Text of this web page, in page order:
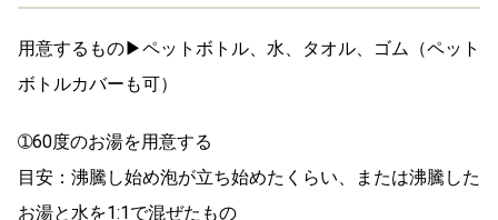
用意するもの▶ペットボトル、水、タオル、ゴム（ペット
ボトルカバーも可）
➀60度のお湯を用意する
目安：沸騰し始め泡が立ち始めたくらい、または沸騰した
お湯と水を1:1で混ぜたもの